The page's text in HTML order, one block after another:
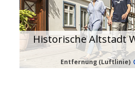
Historische Altstadt
Entfernung (Luftlinie)